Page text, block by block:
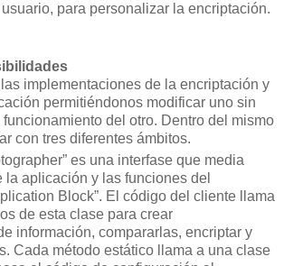
para personalizar la encriptación.
implementaciones de la encriptación y
permitiéndonos modificar uno sin
del otro. Dentro del mismo
con tres diferentes ámbitos.
es una interfase que media
la aplicación y las funciones del
Block”. El código del cliente llama
de esta clase para crear
información, compararlas, encriptar y
Cada método estático llama a una clase